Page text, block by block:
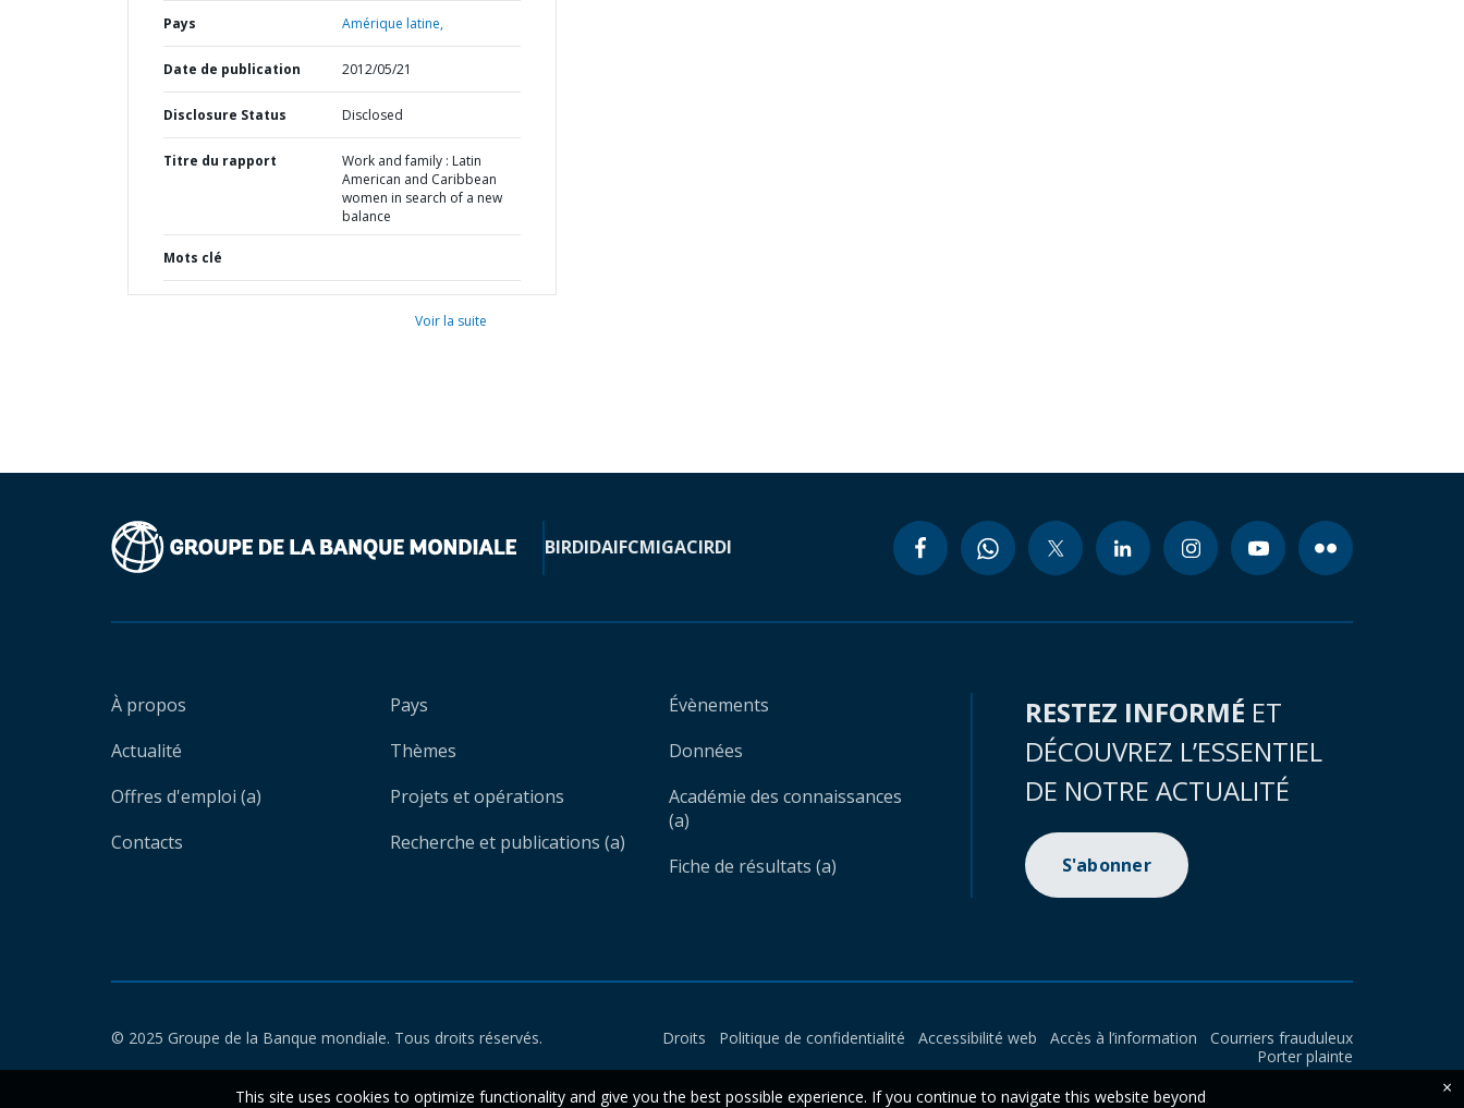
Pays Amérique latine,
Date de publication 2012/05/21
Disclosure Status Disclosed
Titre du rapport
Work and family : Latin
American and Caribbean
women in search of a new
balance
Mots clé
Voir la suite
BIRDIDAIFCMIGACIRDI
À propos
Actualité
Offres d'emploi (a)
Contacts
Pays
Thèmes
Projets et opérations
Recherche et publications (a)
Évènements
Données
Académie des connaissances
(a)
Fiche de résultats (a)
RESTEZ INFORMÉ ET
DÉCOUVREZ L’ESSENTIEL
DE NOTRE ACTUALITÉ
S'abonner
© 2025 Groupe de la Banque mondiale. Tous droits réservés. Droits Politique de confidentialité Accessibilité web Accès à l’information
Courriers frauduleux
Porter plainte
This site uses cookies to optimize functionality and give you the best possible experience. If you continue to navigate this website beyond
×